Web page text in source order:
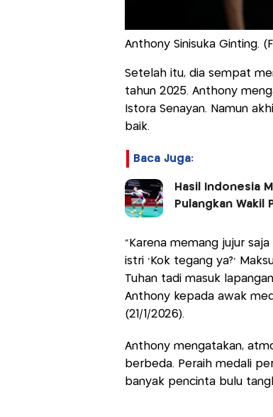
Anthony Sinisuka Ginting.
Setelah itu, dia sempat
tahun 2025. Anthony
Istora Senayan. Namun
baik.
Baca Juga:
Hasil Indonesia
Pulangkan Wakil
"Karena memang jujur
istri 'Kok tegang ya?'
Tuhan tadi masuk
Anthony kepada awak
(21/1/2026).
Anthony mengatakan,
berbeda. Peraih medali
banyak pencinta bulu